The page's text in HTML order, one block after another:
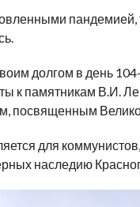
долгом в день
к памятникам В.И.
посвященным
для
наследию